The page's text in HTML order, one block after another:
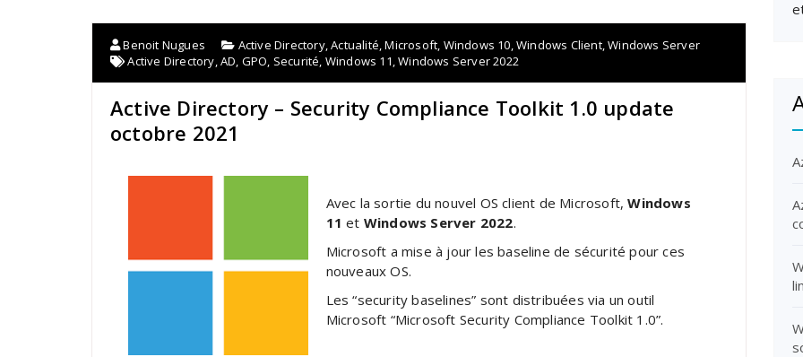
Benoit Nugues Active Directory,Actualité ,Microsoft Windows 10 ,Windows Client,Windows Server
Active Directory ,AD GPO Securité Windows 11 ,Windows Server 2022
Active Directory – Security Compliance Toolkit 1.0 update
octobre 2021
Avec la sortie du nouvel OS client de Microsoft,Windows
11 et Windows Server 2022.
Microsoft a mise à jour les baseline de sécurité pour ces
nouveaux OS.
Les “security baselines” sont distribuées via un outil
Microsoft “Microsoft Security Compliance Toolkit 1.0”.